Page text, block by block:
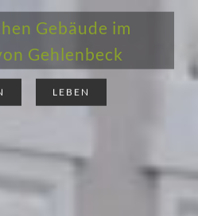
Gebäude im
Gehlenbeck
LEBEN